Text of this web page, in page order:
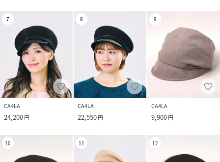
7
CA4LA
24,200円
8
CA4LA
22,550円
9
CA4LA
9,900円
10 11 12